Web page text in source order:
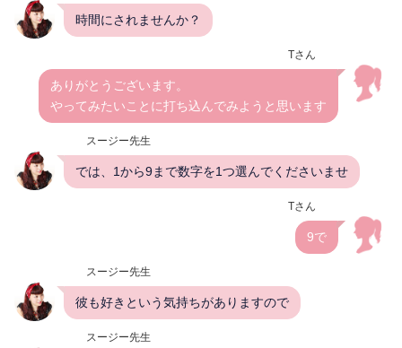
時間にされませんか？
Tさん
ありがとうございます。
やってみたいことに打ち込んでみようと思います
スージー先生
では、1から9まで数字を1つ選んでくださいませ
Tさん
9で
スージー先生
彼も好きという気持ちがありますので
スージー先生